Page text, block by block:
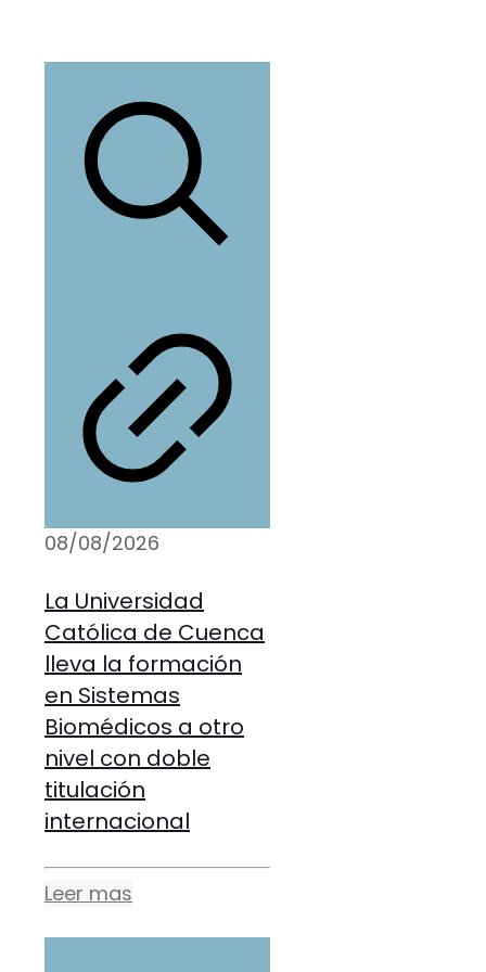
08/08/2026
La Universidad
Católica de Cuenca
lleva la formación
en Sistemas
Biomédicos a otro
nivel con doble
titulación
internacional
Leer mas